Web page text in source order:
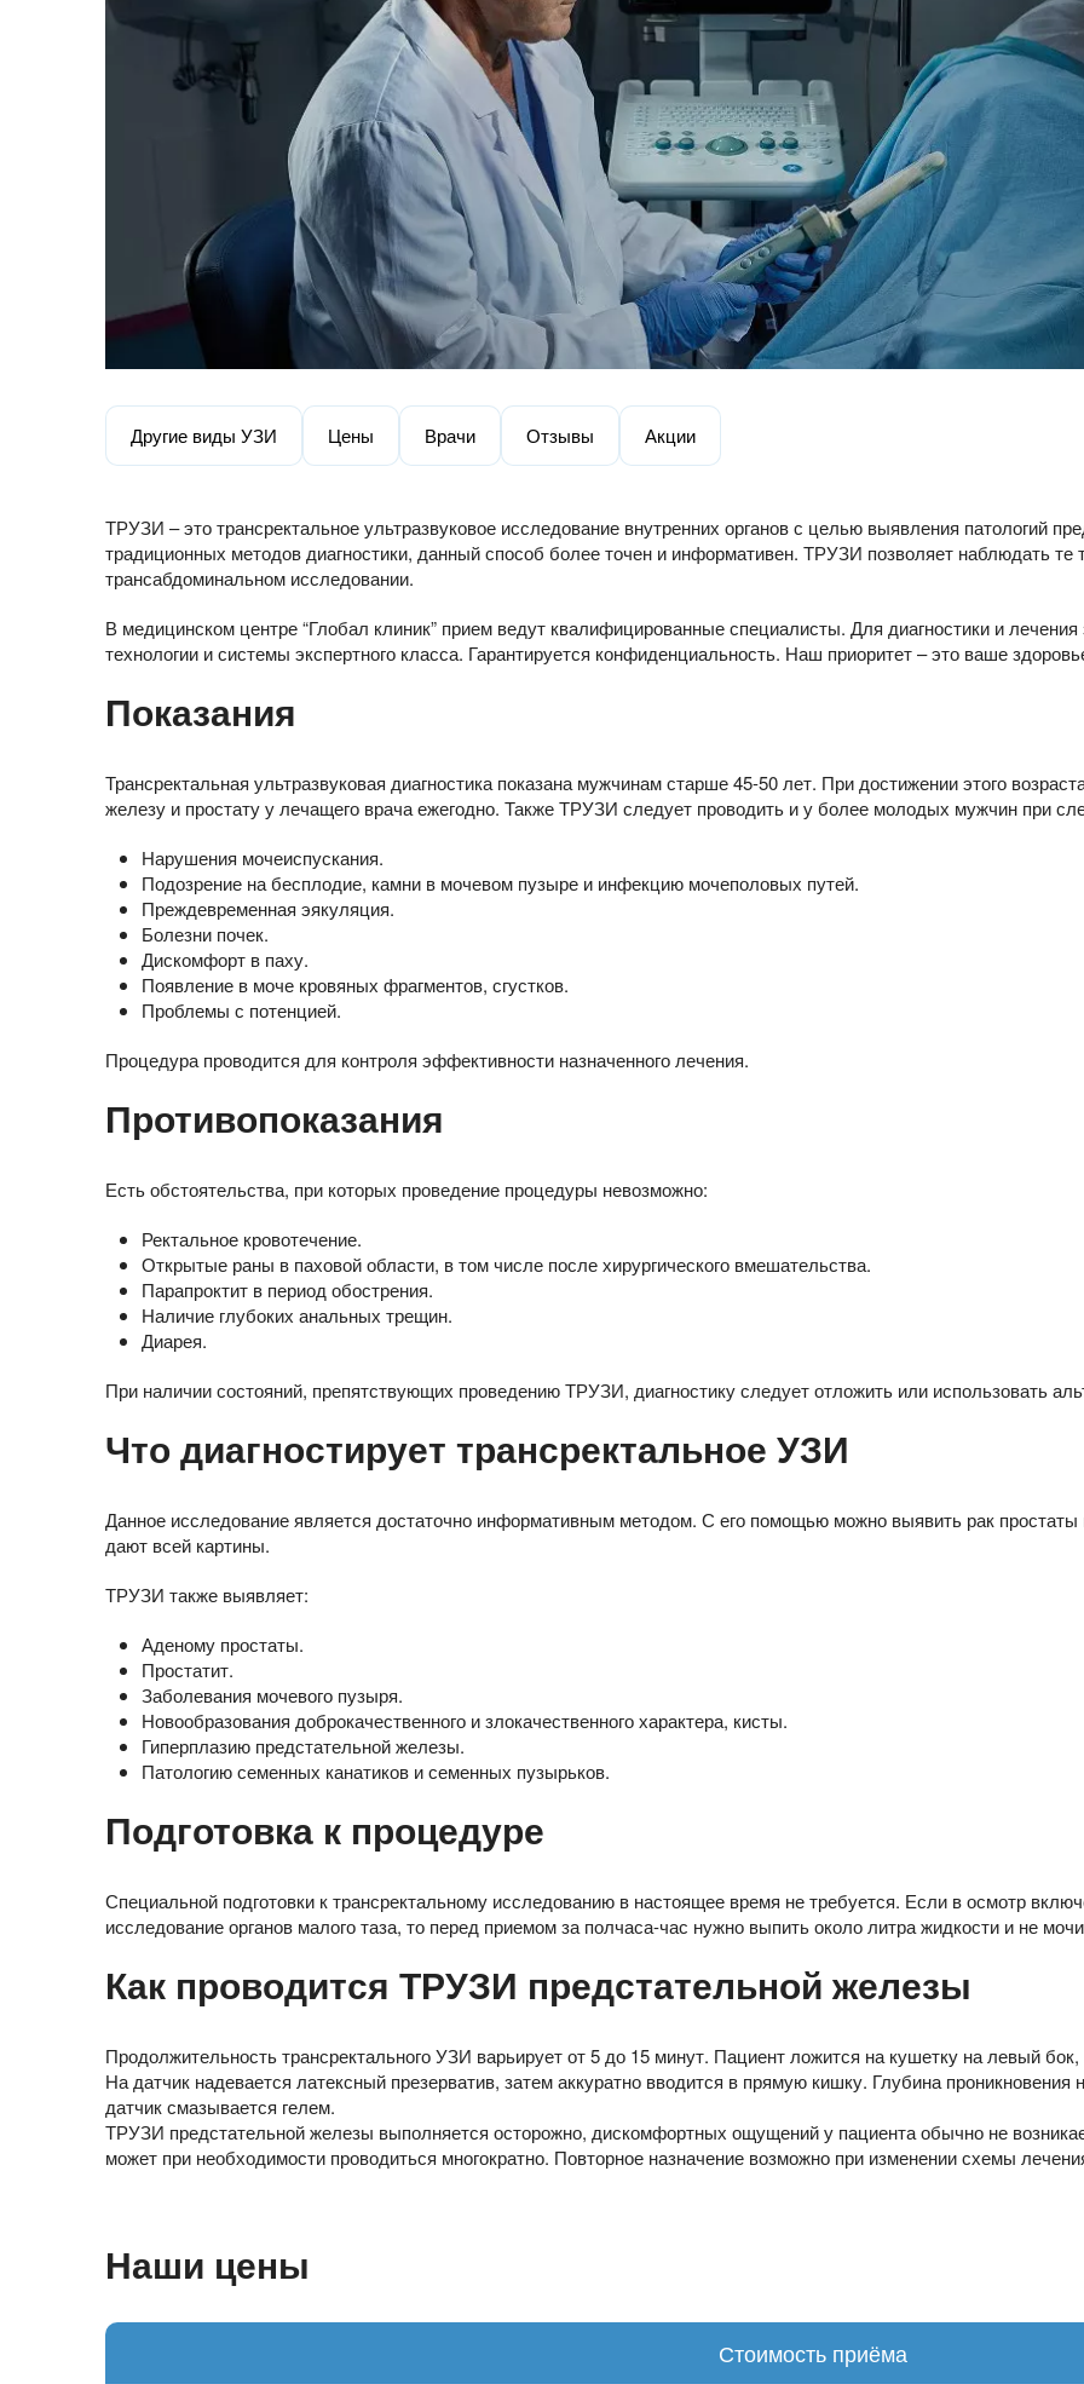
Другие виды УЗИ Цены Врачи Отзывы Акции
ТРУЗИ – это трансректальное ультразвуковое исследование внутренних органов с целью выявления патологий
традиционных методов диагностики, данный способ более точен и информативен. ТРУЗИ позволяет наблюдать те
трансабдоминальном исследовании.
В медицинском центре “Глобал клиник” прием ведут квалифицированные специалисты. Для диагностики и
технологии и системы экспертного класса. Гарантируется конфиденциальность. Наш приоритет – это ваше
Показания
Трансректальная ультразвуковая диагностика показана мужчинам старше 45-50 лет. При достижении этого
железу и простату у лечащего врача ежегодно. Также ТРУЗИ следует проводить и у более молодых мужчин при
Нарушения мочеиспускания.
Подозрение на бесплодие, камни в мочевом пузыре и инфекцию мочеполовых путей.
Преждевременная эякуляция.
Болезни почек.
Дискомфорт в паху.
Появление в моче кровяных фрагментов, сгустков.
Проблемы с потенцией.
Процедура проводится для контроля эффективности назначенного лечения.
Противопоказания
Есть обстоятельства, при которых проведение процедуры невозможно:
Ректальное кровотечение.
Открытые раны в паховой области, в том числе после хирургического вмешательства.
Парапроктит в период обострения.
Наличие глубоких анальных трещин.
Диарея.
При наличии состояний, препятствующих проведению ТРУЗИ, диагностику следует отложить или использовать
Что диагностирует трансректальное УЗИ
Данное исследование является достаточно информативным методом. С его помощью можно выявить рак простаты
дают всей картины.
ТРУЗИ также выявляет:
Аденому простаты.
Простатит.
Заболевания мочевого пузыря.
Новообразования доброкачественного и злокачественного характера, кисты.
Гиперплазию предстательной железы.
Патологию семенных канатиков и семенных пузырьков.
Подготовка к процедуре
Специальной подготовки к трансректальному исследованию в настоящее время не требуется. Если в осмотр
исследование органов малого таза, то перед приемом за полчаса-час нужно выпить около литра жидкости и не
Как проводится ТРУЗИ предстательной железы
Продолжительность трансректального УЗИ варьирует от 5 до 15 минут. Пациент ложится на кушетку на левый
На датчик надевается латексный презерватив, затем аккуратно вводится в прямую кишку. Глубина
датчик смазывается гелем.
ТРУЗИ предстательной железы выполняется осторожно, дискомфортных ощущений у пациента обычно не
может при необходимости проводиться многократно. Повторное назначение возможно при изменении схемы
Наши цены
Стоимость приёма